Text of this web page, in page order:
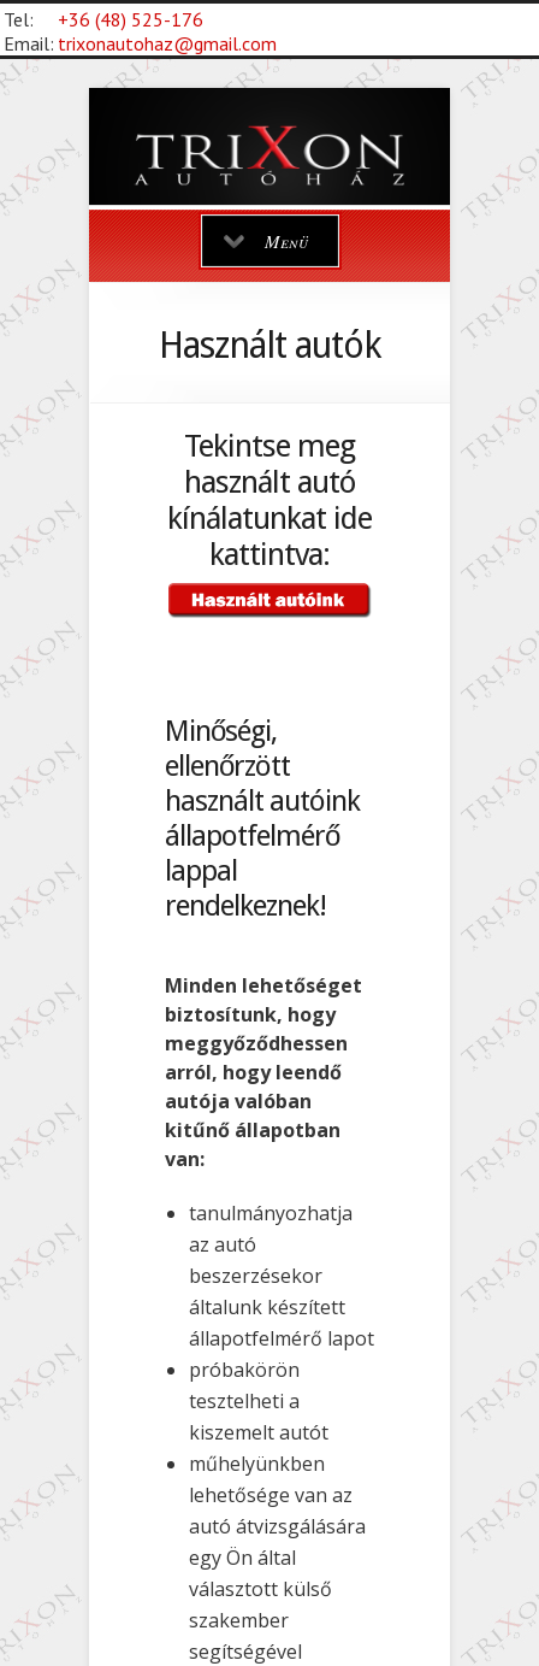
Menü
Használt autók
Tekintse meg
használt autó
kínálatunkat ide
kattintva:
Minőségi,
ellenőrzött
használt autóink
állapotfelmérő
lappal
rendelkeznek!
Minden lehetőséget
biztosítunk, hogy
meggyőződhessen
arról, hogy leendő
autója valóban
kitűnő állapotban
van:
tanulmányozhatja
az autó
beszerzésekor
általunk készített
állapotfelmérő lapot
próbakörön
tesztelheti a
kiszemelt autót
műhelyünkben
lehetősége van az
autó átvizsgálására
egy Ön által
választott külső
szakember
segítségével
Tel:
+36 (48) 525-176
Email: trixonautohaz@gmail.com